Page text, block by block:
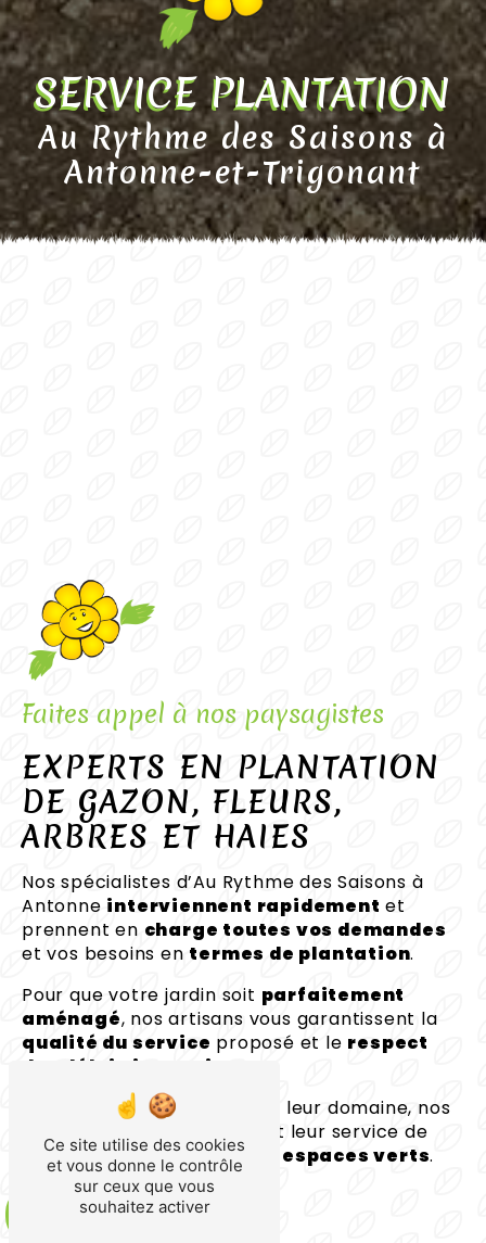
SERVICE PLANTATION
Au Rythme des Saisons à
Antonne-et-Trigonant
Faites appel à nos paysagistes
EXPERTS EN PLANTATION
DE GAZON, FLEURS,
ARBRES ET HAIES
Nos spécialistes d’Au Rythme des Saisons à
Antonne interviennent rapidement et
prennent en charge toutes vos demandes
et vos besoins en termes de plantation.
Pour que votre jardin soit parfaitement
aménagé, nos artisans vous garantissent la
qualité du service proposé et le respect
des délais impartis
Qualifiés et experts
dans leur domaine, nos
paysagistes vous proposent leur service de
plantation pour tous vos espaces verts.
Contactez-nous
Ce site utilise des cookies
et vous donne le contrôle
sur ceux que vous
souhaitez activer